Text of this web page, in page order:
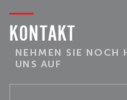
KONTAKT
NEHMEN SIE NOCH
UNS AUF